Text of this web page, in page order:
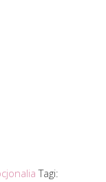
Tagi: